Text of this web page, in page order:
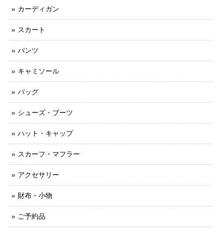
カーディガン
スカート
パンツ
キャミソール
バッグ
シューズ・ブーツ
ハット・キャップ
スカーフ・マフラー
アクセサリー
財布・小物
ご予約品